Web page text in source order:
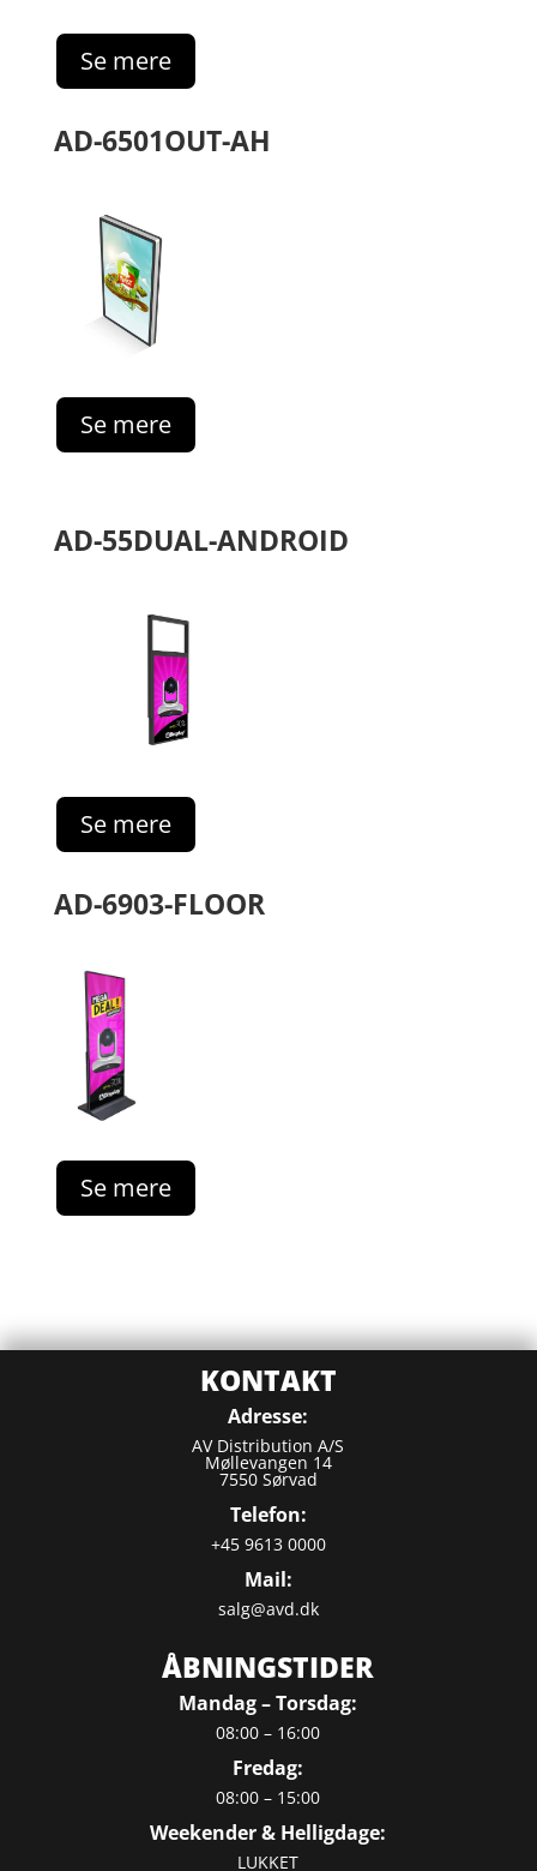
Se mere
AD-6501OUT-AH
Se mere
AD-55DUAL-ANDROID
Se mere
AD-6903-FLOOR
Se mere
KONTAKT
Adresse:
AV Distribution A/S
Møllevangen 14
7550 Sørvad
Telefon:
+45 9613 0000
Mail:
salg@avd.dk
ÅBNINGSTIDER
Mandag – Torsdag:
08:00 – 16:00
Fredag:
08:00 – 15:00
Weekender & Helligdage:
LUKKET